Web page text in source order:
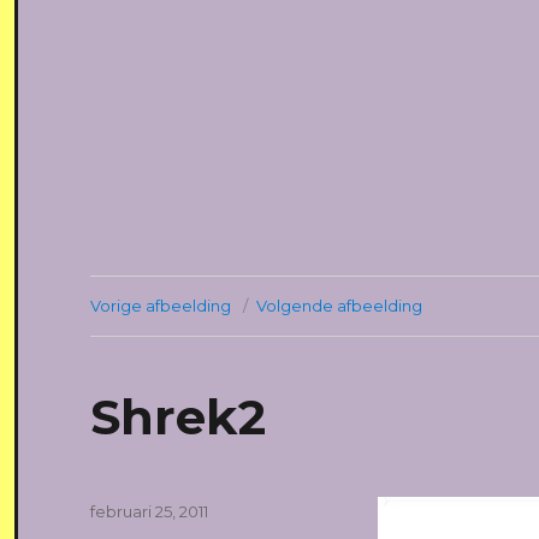
Vorige afbeelding Volgende afbeelding
Shrek2
Geplaatst
februari 25, 2011